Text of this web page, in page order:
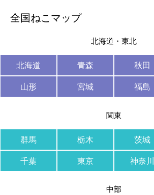
全国ねこマップ
北海道・東北
北海道 青森 秋田
山形
宮城 福島
関東
群馬 栃木 茨城
千葉
東京 神奈川
中部